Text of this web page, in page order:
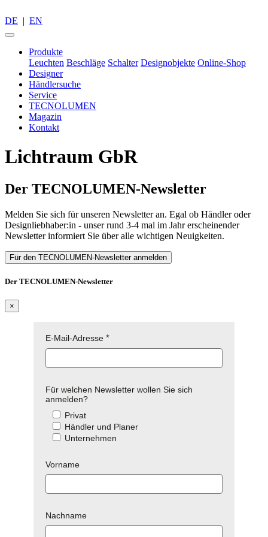
DE | EN
Produkte
Leuchten Beschläge Schalter Designobjekte Online-Shop
Designer
Händlersuche
Service
TECNOLUMEN
Magazin
Kontakt
Lichtraum GbR
Der TECNOLUMEN-Newsletter
Melden Sie sich für unseren Newsletter an. Egal ob Händler oder
Designliebhaber:in - unser rund 3-4 mal im Jahr erscheinender
Newsletter informiert Sie über alle wichtigen Neuigkeiten.
Für den TECNOLUMEN-Newsletter anmelden
Der TECNOLUMEN-Newsletter
×
E-Mail-Adresse
Für welchen Newsletter wollen Sie sich
anmelden?
Privat
Händler und Planer
Unternehmen
Vorname
Nachname